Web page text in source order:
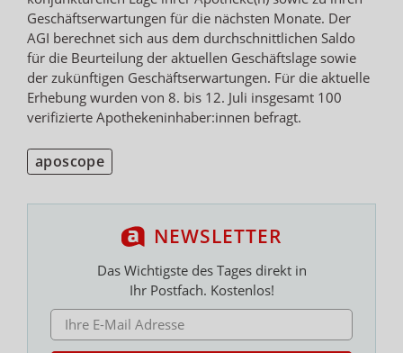
Geschäftserwartungen für die nächsten Monate. Der
AGI berechnet sich aus dem durchschnittlichen Saldo
für die Beurteilung der aktuellen Geschäftslage sowie
der zukünftigen Geschäftserwartungen. Für die aktuelle
Erhebung wurden von 8. bis 12. Juli insgesamt 100
verifizierte Apothekeninhaber:innen befragt.
aposcope
NEWSLETTER
Das Wichtigste des Tages direkt in
Ihr Postfach. Kostenlos!
E-MAIL ADRESSE